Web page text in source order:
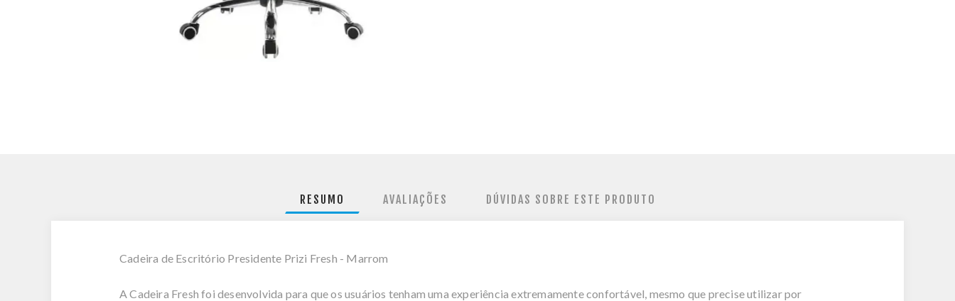
RESUMO AVALIAÇÕES DÚVIDAS SOBRE ESTE PRODUTO
Cadeira de Escritório Presidente Prizi Fresh - Marrom
A Cadeira Fresh foi desenvolvida para que os usuários tenham uma experiência extremamente confortável, mesmo que precise utilizar por